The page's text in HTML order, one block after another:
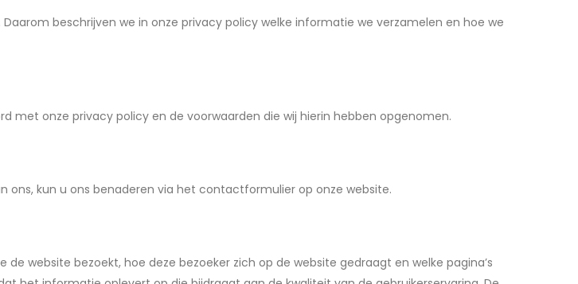
beschrijven we in onze privacy policy welke informatie we verzamelen en hoe we
met onze privacy policy en de voorwaarden die wij hierin hebben opgenomen.
kun u ons benaderen via het contactformulier op onze website.
website bezoekt, hoe deze bezoeker zich op de website gedraagt en welke pagina’s